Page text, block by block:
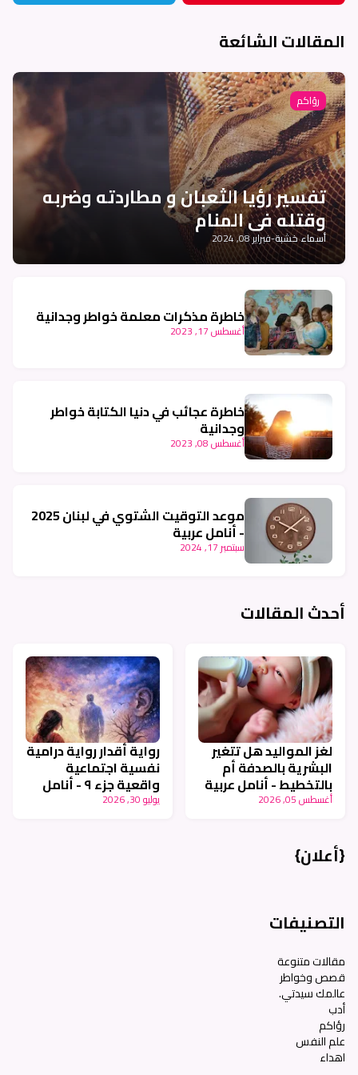
المقالات الشائعة
رؤاكم
تفسير رؤيا الثعبان و مطاردته وضربه
وقتله في المنام
أسماء خشبة-فبراير 08, 2024
خاطرة مذكرات معلمة خواطر وجدانية
أغسطس 17, 2023
خاطرة عجائب في دنيا الكتابة خواطر
وجدانية
أغسطس 08, 2023
موعد التوقيت الشتوي في لبنان 2025
- أنامل عربية
سبتمبر 17, 2024
أحدث المقالات
لغز المواليد هل تتغير
البشرية بالصدفة أم
بالتخطيط - أنامل عربية
أغسطس 05, 2026
رواية أقدار رواية درامية
نفسية اجتماعية
واقعية جزء ٩ - أنامل
عربية
يوليو 30, 2026
{أعلان}
التصنيفات
مقالات متنوعة
قصص وخواطر
عالمك سيدتي.
أدب
رؤاكم
علم النفس
اهداء